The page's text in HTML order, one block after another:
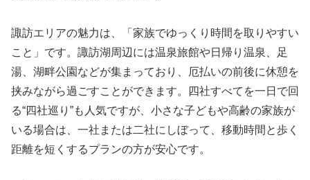
諏訪エリアの魅力は、「家族でゆっくり時間を取りやすい
こと」です。諏訪湖周辺には温泉旅館や日帰り温泉、足
湯、湖畔公園などが集まっており、厄払いの前後に休憩を
挟みながら過ごすことができます。四社すべてを一日で回
る“四社巡り”も人気ですが、小さな子どもや高齢の家族が
いる場合は、一社または二社にしぼって、移動時間と歩く
距離を短くするプランの方が安心です。